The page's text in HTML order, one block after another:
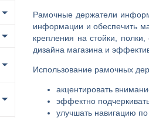
Рамочные держатели
информации и обеспечить
крепления на стойки,
дизайна магазина и
Использование рамочных
акцентировать
эффектно
улучшать навигацию